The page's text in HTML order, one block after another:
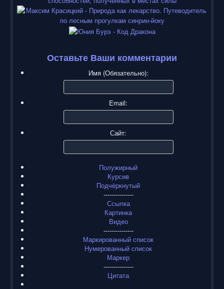
Оставьте Ваши комментарии
Имя (Обязательно):
Email:
Сайт:
Полужирный
Курсив
Подчёркнутый
---------------
Ссылка
Картинка
Видео
---------------
Маркированный список
Нумерованный список
Маркер
---------------
Цитата